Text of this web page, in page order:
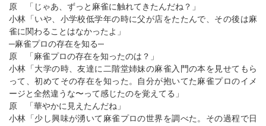
原 「じゃあ、ずっと麻雀に触れてきたんだね？」
小林「いや、小学校低学年の時に父が店をたたんで、その後は麻
雀に関わることはなかったよ」
─麻雀プロの存在を知る─
原 「麻雀プロの存在を知ったのは？」
小林「大学の時、友達に二階堂姉妹の麻雀入門の本を見せてもら
って、初めてその存在を知った。自分が抱いてた麻雀プロのイメ
ージと全然違うな〜って感じたのを覚えてる」
原 「華やかに見えたんだね」
小林「少し興味が湧いて麻雀プロの世界を調べた。その過程で日